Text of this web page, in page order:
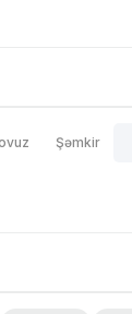
Şəmkir